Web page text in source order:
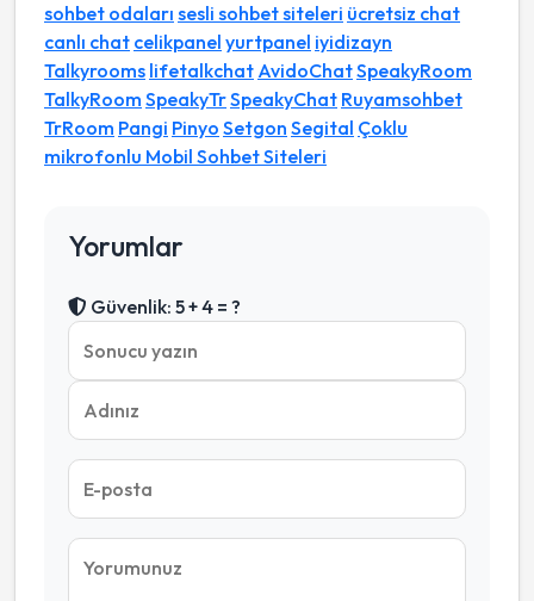
sohbet odaları sesli sohbet siteleri ücretsiz chat
canlı chat celikpanel yurtpanel iyidizayn
Talkyrooms lifetalkchat AvidoChatSpeakyRoom
TalkyRoom SpeakyTrSpeakyChat Ruyamsohbet
TrRoom Pangi Pinyo Setgon Segital Çoklu
mikrofonlu Mobil Sohbet Siteleri
Yorumlar
Güvenlik: 5 + 4 = ?